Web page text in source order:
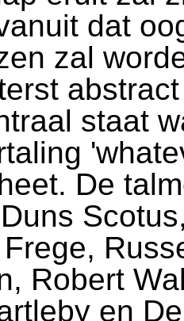
dat
zal
staat
De
Robert
en